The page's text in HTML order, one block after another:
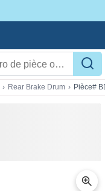
› Rear Brake Drum › Pièce#